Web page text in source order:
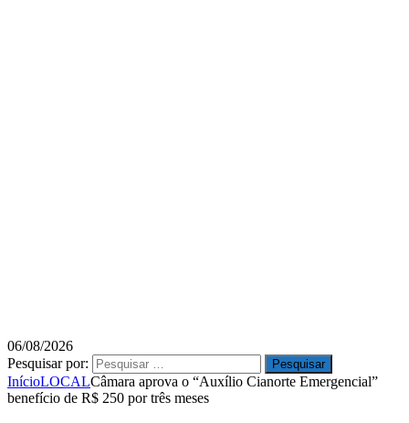
06/08/2026
Pesquisar por:
InícioLOCALCâmara aprova o “Auxílio Cianorte Emergencial”
benefício de R$ 250 por três meses